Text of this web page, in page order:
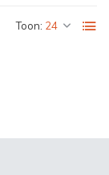
Toon: